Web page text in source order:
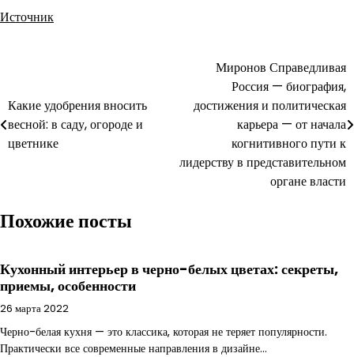
Источник
по
записям
Какие удобрения вносить
весной: в саду, огороде и
цветнике
Миронов Справедливая
Россия — биография,
достижения и политическая
карьера — от начала
когнитивного пути к
лидерству в представительном
органе власти
Похожие посты
Кухонный интерьер в черно-белых цветах: секреты,
приемы, особенности
26 марта 2022
Черно-белая кухня — это классика, которая не теряет популярности.
Практически все современные направления в дизайне…